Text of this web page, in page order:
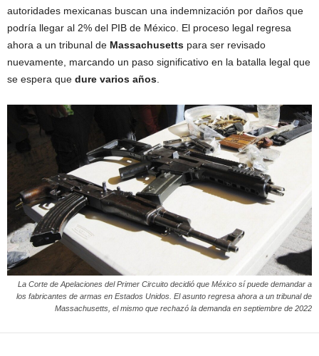
autoridades mexicanas buscan una indemnización por daños que
podría llegar al 2% del PIB de México. El proceso legal regresa
ahora a un tribunal de Massachusetts para ser revisado
nuevamente, marcando un paso significativo en la batalla legal que
se espera que dure varios años
La Corte de Apelaciones del Primer Circuito decidió que México sí puede demandar a
los fabricantes de armas en Estados Unidos. El asunto regresa ahora a un tribunal de
Massachusetts, el mismo que rechazó la demanda en septiembre de 2022